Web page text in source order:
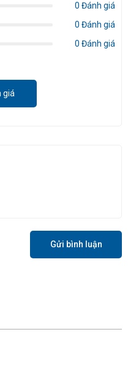
0 Đánh giá
0 Đánh giá
0 Đánh giá
giá
Gửi bình luận